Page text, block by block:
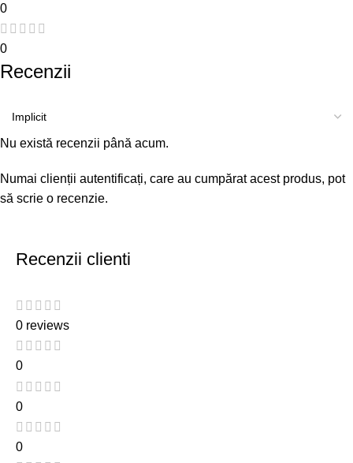
0
0
Recenzii
Nu există recenzii până acum.
Numai clienții autentificați, care au cumpărat acest produs, pot
să scrie o recenzie.
Recenzii clienti
0 reviews
0
0
0